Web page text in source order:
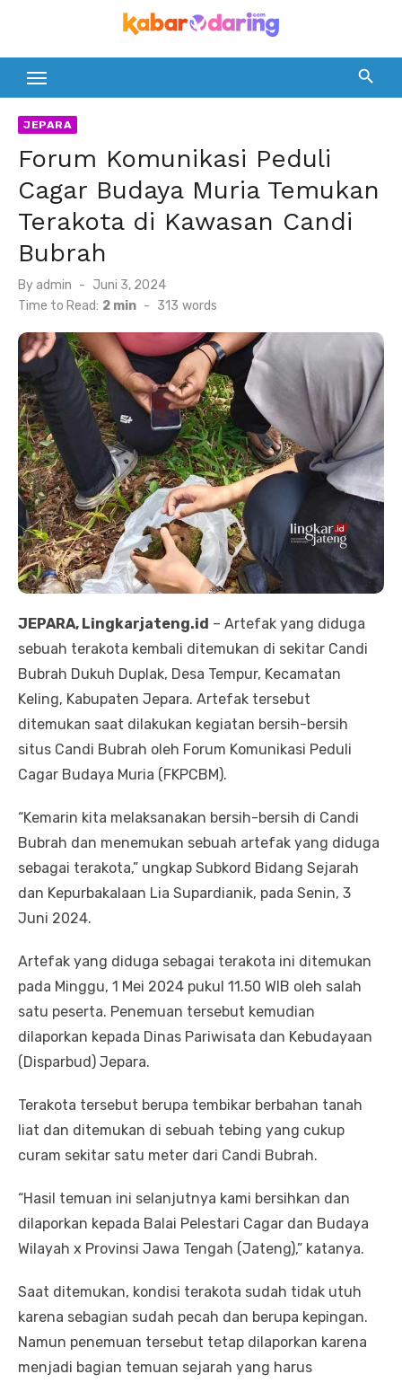
content
JEPARA
Forum Komunikasi Peduli
Cagar Budaya Muria Temukan
Terakota di Kawasan Candi
Bubrah
By admin
Posted
on
Juni 3, 2024
Time to Read: 2 min - 313 words
JEPARA, Lingkarjateng.id – Artefak yang diduga
sebuah terakota kembali ditemukan di sekitar Candi
Bubrah Dukuh Duplak, Desa Tempur, Kecamatan
Keling, Kabupaten Jepara. Artefak tersebut
ditemukan saat dilakukan kegiatan bersih-bersih
situs Candi Bubrah oleh Forum Komunikasi Peduli
Cagar Budaya Muria (FKPCBM).
“Kemarin kita melaksanakan bersih-bersih di Candi
Bubrah dan menemukan sebuah artefak yang diduga
sebagai terakota,” ungkap Subkord Bidang Sejarah
dan Kepurbakalaan Lia Supardianik, pada Senin, 3
Juni 2024.
Artefak yang diduga sebagai terakota ini ditemukan
pada Minggu, 1 Mei 2024 pukul 11.50 WIB oleh salah
satu peserta. Penemuan tersebut kemudian
dilaporkan kepada Dinas Pariwisata dan Kebudayaan
(Disparbud) Jepara.
Terakota tersebut berupa tembikar berbahan tanah
liat dan ditemukan di sebuah tebing yang cukup
curam sekitar satu meter dari Candi Bubrah.
“Hasil temuan ini selanjutnya kami bersihkan dan
dilaporkan kepada Balai Pelestari Cagar dan Budaya
Wilayah x Provinsi Jawa Tengah (Jateng),” katanya.
Saat ditemukan, kondisi terakota sudah tidak utuh
karena sebagian sudah pecah dan berupa kepingan.
Namun penemuan tersebut tetap dilaporkan karena
menjadi bagian temuan sejarah yang harus